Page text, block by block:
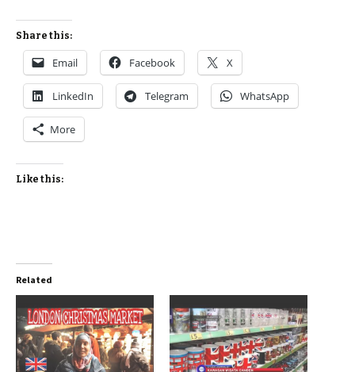
Share this:
Email Facebook X
LinkedIn Telegram WhatsApp
More
Like this:
Related